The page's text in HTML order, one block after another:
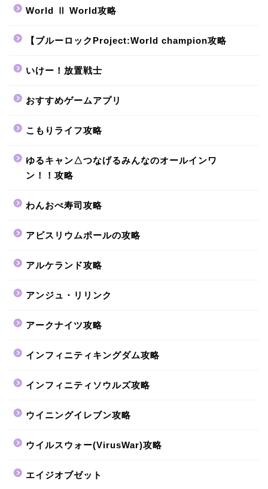
World Ⅱ World攻略
【ブルーロックProject:World champion攻略
いけー！放置戦士
おすすめゲームアプリ
こもりライフ攻略
ゆるキャン△つなげるみんなのオールインワ
ン！！攻略
わんおぺ寿司攻略
アビスリウムポールの攻略
アルケランド攻略
アンジュ・リリンク
アークナイツ攻略
インフィニティキングダム攻略
インフィニティソウルズ攻略
ウイニングイレブン攻略
ウイルスウォー(VirusWar)攻略
エイジオブゼット